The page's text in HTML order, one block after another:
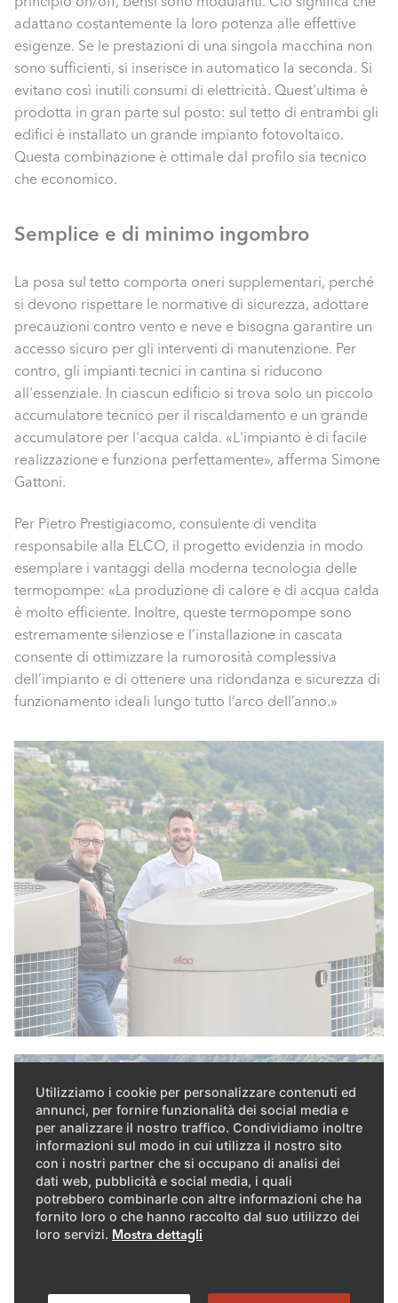
Utilizziamo i cookie per personalizzare contenuti ed
annunci, per fornire funzionalità dei social media e
per analizzare il nostro traffico. Condividiamo inoltre
informazioni sul modo in cui utilizza il nostro sito
con i nostri partner che si occupano di analisi dei
dati web, pubblicità e social media, i quali
potrebbero combinarle con altre informazioni che ha
fornito loro o che hanno raccolto dal suo utilizzo dei
loro servizi. Mostra dettagli
adattano costantemente la loro potenza alle effettive
esigenze. Se le prestazioni di una singola macchina non
sono sufficienti, si inserisce in automatico la seconda. Si
evitano così inutili consumi di elettricità. Quest'ultima è
prodotta in gran parte sul posto: sul tetto di entrambi gli
edifici è installato un grande impianto fotovoltaico.
Questa combinazione è ottimale dal profilo sia tecnico
che economico.
Semplice e di minimo ingombro
La posa sul tetto comporta oneri supplementari, perché
si devono rispettare le normative di sicurezza, adottare
precauzioni contro vento e neve e bisogna garantire un
accesso sicuro per gli interventi di manutenzione. Per
contro, gli impianti tecnici in cantina si riducono
all'essenziale. In ciascun edificio si trova solo un piccolo
accumulatore tecnico per il riscaldamento e un grande
accumulatore per l'acqua calda. «L'impianto è di facile
realizzazione e funziona perfettamente», afferma Simone
Gattoni.
Per Pietro Prestigiacomo, consulente di vendita
responsabile alla ELCO, il progetto evidenzia in modo
esemplare i vantaggi della moderna tecnologia delle
termopompe: «La produzione di calore e di acqua calda
è molto efficiente. Inoltre, queste termopompe sono
estremamente silenziose e l’installazione in cascata
consente di ottimizzare la rumorosità complessiva
dell’impianto e di ottenere una ridondanza e sicurezza di
funzionamento ideali lungo tutto l’arco dell’anno.»